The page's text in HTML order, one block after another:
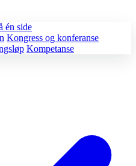
én side
Kongress og konferanse
Kompetanse